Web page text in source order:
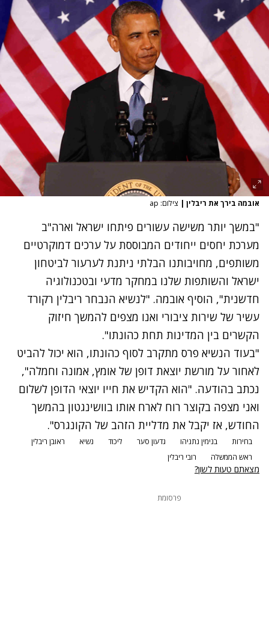
אובמה בירך את ריבלין | צילום: ap
"במשך יותר משישה עשורים פיתחו ישראל וארה"ב
מערכת יחסים ייחודים המבוססת על ערכים דמוקרטיים
משותפים, מחויבותנו הבלתי ניתנת לערעור לביטחון
ישראל והשותפות שלנו במחקר מדעי ובטכנולוגיה
חדשנית", הוסיף אובמה. "לנשיא הנבחר ריבלין רקורד
עשיר של שירות ציבורי ואנו מצפים להמשך חיזוק
הקשרים בין המדינות תחת כהונתו".
"בעוד הנשיא פרס מתקרב לסוף כהונתו, הוא יכול להביט
לאחור על מורשת יוצאת דופן של אומץ, אמונה וחמלה",
נכתב בהודעה. "הוא הקדיש את חייו יוצאי הדופן לשלום
ואני מצפה בקוצר רוח לארח אותו בוושינגטון בהמשך
החודש, אז יקבל את מדליית הזהב של הקונגרס".
בחירות בנימין נתניהו גדעון סער ליכוד נשיא
ראובן ריבלין
ראש הממשלה
רובי ריבלין
מצאתם טעות לשון?
פרסומת